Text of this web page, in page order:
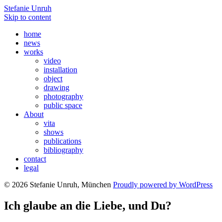
Stefanie Unruh
Skip to content
home
news
works
video
installation
object
drawing
photography
public space
About
vita
shows
publications
bibliography
contact
legal
© 2026 Stefanie Unruh, München Proudly powered by WordPress
Ich glaube an die Liebe, und Du?